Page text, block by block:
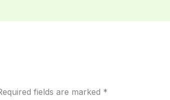
fields are marked *